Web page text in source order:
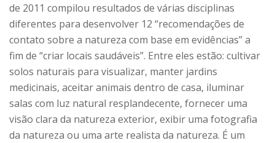
de 2011 compilou resultados de várias disciplinas
diferentes para desenvolver 12 “recomendações de
contato sobre a natureza com base em evidências” a
fim de “criar locais saudáveis”. Entre eles estão: cultivar
solos naturais para visualizar, manter jardins
medicinais, aceitar animais dentro de casa, iluminar
salas com luz natural resplandecente, fornecer uma
visão clara da natureza exterior, exibir uma fotografia
da natureza ou uma arte realista da natureza. É um